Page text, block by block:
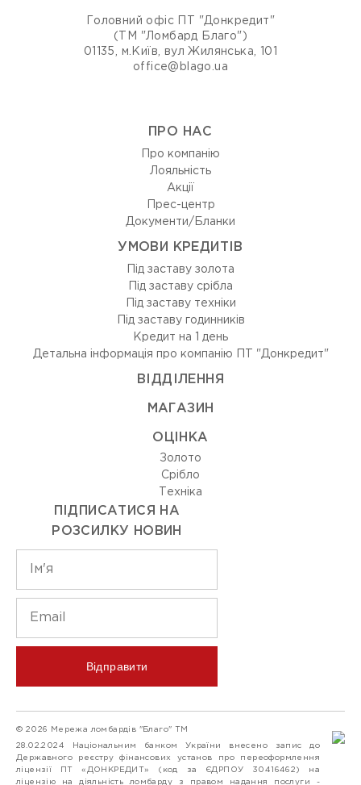
Головний офіс ПТ "Донкредит"
(ТМ "Ломбард Благо")
01135, м.Київ, вул Жилянська, 101
office@blago.ua
ПРО НАС
Про компанію
Лояльність
Акції
Прес-центр
Документи/Бланки
УМОВИ КРЕДИТІВ
Під заставу золота
Під заставу срібла
Під заставу техніки
Під заставу годинників
Кредит на 1 день
Детальна інформація про компанію ПТ "Донкредит"
ВIДДIЛЕННЯ
МАГАЗИН
ОЦIНКА
Золото
Срiбло
Технiка
ПІДПИСАТИСЯ НА
РОЗСИЛКУ НОВИН
Відправити
© 2026 Мережа ломбардів "Благо" ТМ
28.02.2024 Національним банком України внесено запис до
Державного реєстру фінансових установ про переоформлення
ліцензії ПТ «ДОНКРЕДИТ» (код за ЄДРПОУ 30416462) на
ліцензію на діяльність ломбарду з правом надання послуги -